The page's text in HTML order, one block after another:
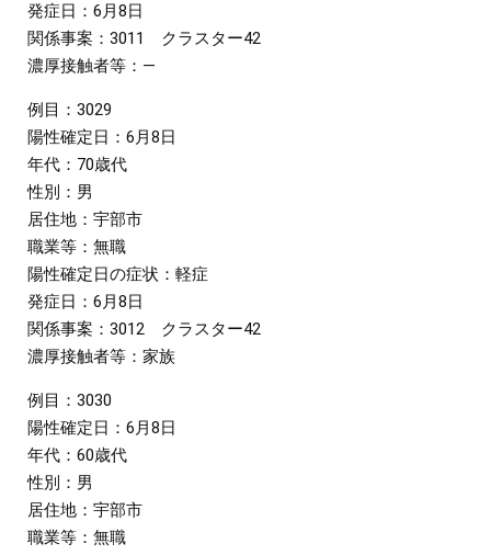
発症日：6月8日
関係事案：3011 クラスター42
濃厚接触者等：―
例目：3029
陽性確定日：6月8日
年代：70歳代
性別：男
居住地：宇部市
職業等：無職
陽性確定日の症状：軽症
発症日：6月8日
関係事案：3012 クラスター42
濃厚接触者等：家族
例目：3030
陽性確定日：6月8日
年代：60歳代
性別：男
居住地：宇部市
職業等：無職